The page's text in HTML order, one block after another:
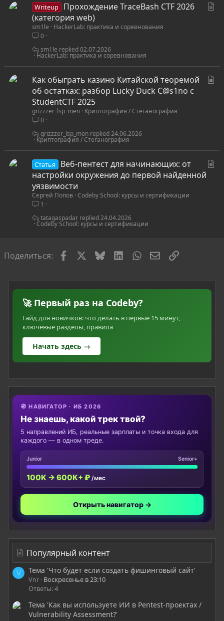
Writeup
Прохождение TraceBash CTF 2026
(категория web)
sm1le
HackerLab: практика и соревнования
0
HackerLab: практика и соревнования
02.07.2026
sm1le
Как обыграть казино Китайской теоремой
об остатках: разбор Lucky Duck C@s1no с
StudentCTF 2025
grizzzer_lsp_men Криптография / Стеганография
0
Криптография / Стеганография
24.06.2026
grizzzer_lsp_men
Статья
Веб-пентест для начинающих: от
настройки окружения до первой найденной
уязвимости
Сергей Попов Codeby School: курсы и сертификации
1
Codeby School: курсы и сертификации
24.04.2026
tatagaspadar
Поделиться: FacebookBlueskyLinkedInWhatsAppЭлектронная
Ссылка
🚀 Первый раз на Codeby?
Гайд для новичков: что делать в первые 15 минут,
ключевые разделы, правила
Начать здесь →
🧭 НАВИГАТОР · ИБ 2026
Не знаешь, какой трек твой?
5 направлений ИБ, реальные зарплаты и точка входа для
каждого — в одном треде.
Junior Senior+
100K → 600K+ ₽ /мес
Открыть навигатор →
Популярный контент
V Тема 'Что будет если создать фишинговый сайт'
Vnr Воскресенье в 23:10
Ответы: 4
Тема 'Как вы используете ИИ в Pentest-проектах /
Vulnerability Assessment?'